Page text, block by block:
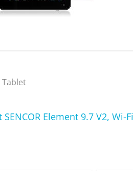
Tablet
SENCOR Element 9.7 V2, Wi-Fi